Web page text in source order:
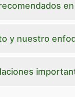
y nuestro